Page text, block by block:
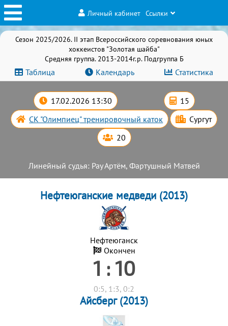
Личный кабинет Ссылки
Сезон 2025/2026. II этап Всероссийского соревнования юных
хоккеистов "Золотая шайба"
Средняя группа. 2013-2014г.р. Подгруппа Б
Таблица Календарь Статистика
17.02.2026 13:30 15
СК "Олимпиец" тренировочный каток Сургут
20
Линейный судья: Рау Артём, Фартушный Матвей
Нефтеюганские медведи (2013)
Нефтеюганск
Окончен
1 : 10
0:5, 1:3, 0:2
Айсберг (2013)